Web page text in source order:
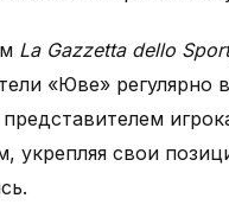
La Gazzetta dello Sport
«Юве» регулярно
представителем
укрепляя свои